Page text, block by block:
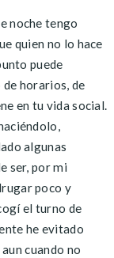
noche tengo
quien no lo hace
puede
horarios, de
en tu vida social.
algunas
ser, por mi
poco y
el turno de
he evitado
cuando no